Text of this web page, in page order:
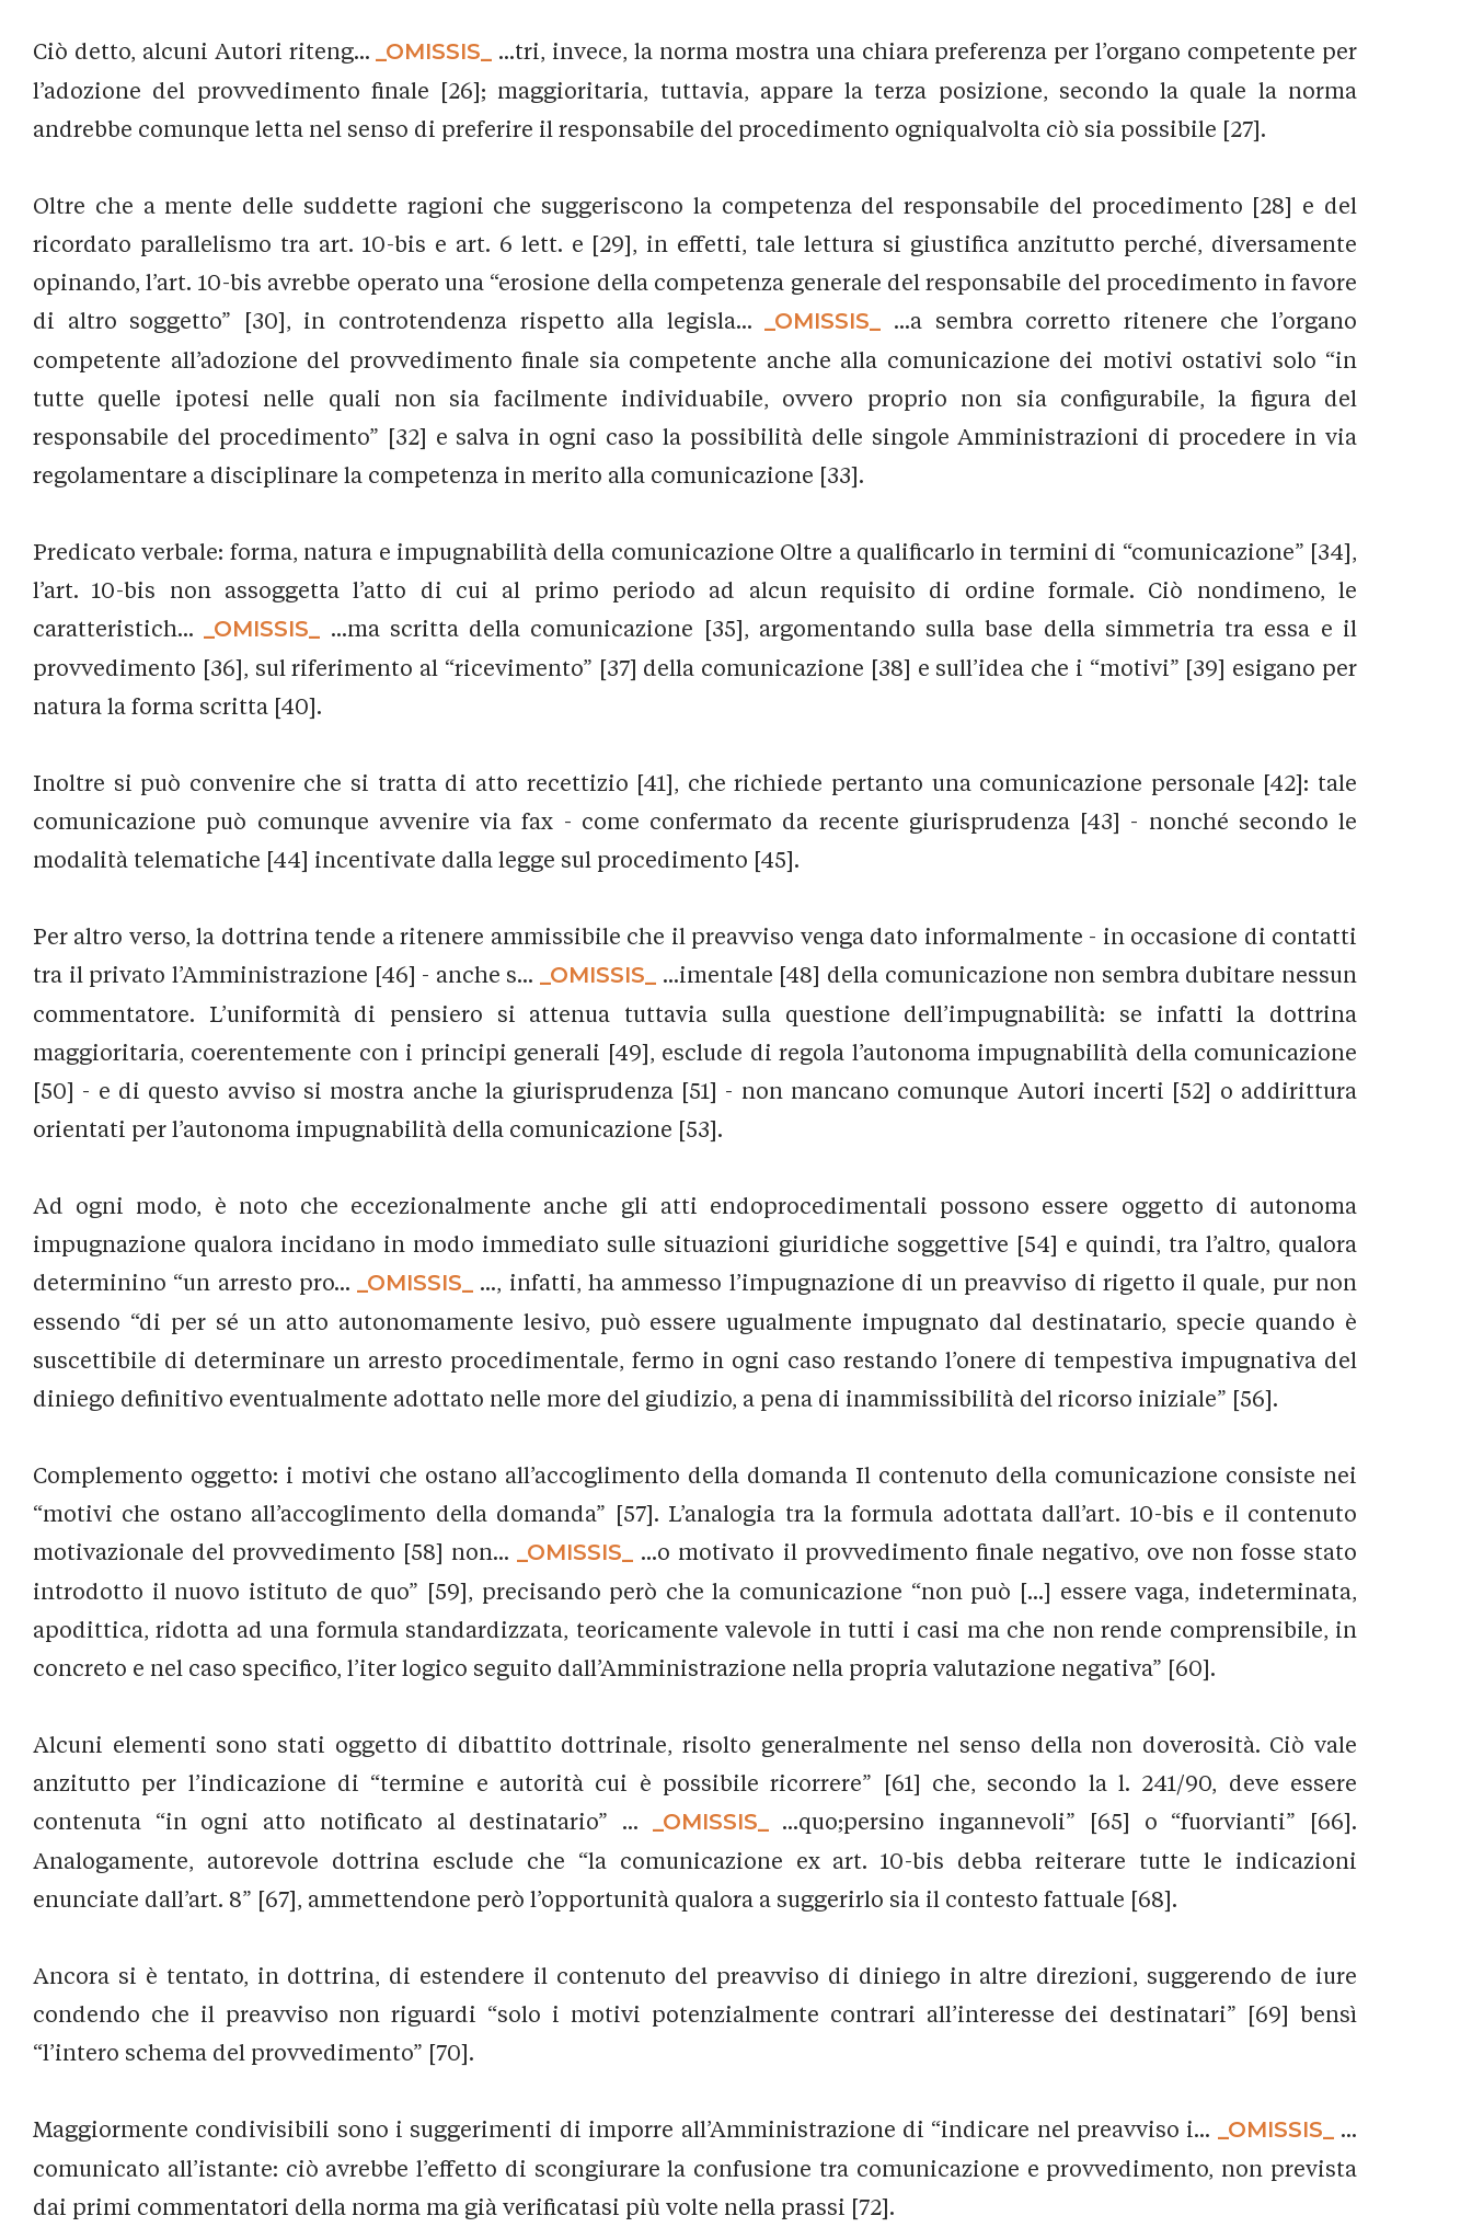
Ciò detto, alcuni Autori riteng... _OMISSIS_
...tri, invece, la norma mostra una chiara preferenza per l’organo competente per
l’adozione del provvedimento finale [26]; maggioritaria, tuttavia, appare la terza posizione, secondo la quale la norma
andrebbe comunque letta nel senso di preferire il responsabile del procedimento ogniqualvolta ciò sia possibile [27].
Oltre che a mente delle suddette ragioni che suggeriscono la competenza del responsabile del procedimento [28] e del
ricordato parallelismo tra art. 10-bis e art. 6 lett. e [29], in effetti, tale lettura si giustifica anzitutto perché, diversamente
opinando, l’art. 10-bis avrebbe operato una “erosione della competenza generale del responsabile del procedimento in favore
di altro soggetto” [30], in controtendenza rispetto alla legisla...
_OMISSIS_
...a sembra corretto ritenere che l’organo
competente all’adozione del provvedimento finale sia competente anche alla comunicazione dei motivi ostativi solo “in
tutte quelle ipotesi nelle quali non sia facilmente individuabile, ovvero proprio non sia configurabile, la figura del
responsabile del procedimento” [32] e salva in ogni caso la possibilità delle singole Amministrazioni di procedere in via
regolamentare a disciplinare la competenza in merito alla comunicazione [33].
Predicato verbale: forma, natura e impugnabilità della comunicazione Oltre a qualificarlo in termini di “comunicazione” [34],
l’art. 10-bis non assoggetta l’atto di cui al primo periodo ad alcun requisito di ordine formale. Ciò nondimeno, le
caratteristich...
_OMISSIS_
...ma scritta della comunicazione [35], argomentando sulla base della simmetria tra essa e il
provvedimento [36], sul riferimento al “ricevimento” [37] della comunicazione [38] e sull’idea che i “motivi” [39] esigano per
natura la forma scritta [40].
Inoltre si può convenire che si tratta di atto recettizio [41], che richiede pertanto una comunicazione personale [42]: tale
comunicazione può comunque avvenire via fax - come confermato da recente giurisprudenza [43] - nonché secondo le
modalità telematiche [44] incentivate dalla legge sul procedimento [45].
Per altro verso, la dottrina tende a ritenere ammissibile che il preavviso venga dato informalmente - in occasione di contatti
tra il privato l’Amministrazione [46] - anche s...
_OMISSIS_
...imentale [48] della comunicazione non sembra dubitare nessun
commentatore. L’uniformità di pensiero si attenua tuttavia sulla questione dell’impugnabilità: se infatti la dottrina
maggioritaria, coerentemente con i principi generali [49], esclude di regola l’autonoma impugnabilità della comunicazione
[50] - e di questo avviso si mostra anche la giurisprudenza [51] - non mancano comunque Autori incerti [52] o addirittura
orientati per l’autonoma impugnabilità della comunicazione [53].
Ad ogni modo, è noto che eccezionalmente anche gli atti endoprocedimentali possono essere oggetto di autonoma
impugnazione qualora incidano in modo immediato sulle situazioni giuridiche soggettive [54] e quindi, tra l’altro, qualora
determinino “un arresto pro...
_OMISSIS_
..., infatti, ha ammesso l’impugnazione di un preavviso di rigetto il quale, pur non
essendo “di per sé un atto autonomamente lesivo, può essere ugualmente impugnato dal destinatario, specie quando è
suscettibile di determinare un arresto procedimentale, fermo in ogni caso restando l’onere di tempestiva impugnativa del
diniego definitivo eventualmente adottato nelle more del giudizio, a pena di inammissibilità del ricorso iniziale” [56].
Complemento oggetto: i motivi che ostano all’accoglimento della domanda Il contenuto della comunicazione consiste nei
“motivi che ostano all’accoglimento della domanda” [57]. L’analogia tra la formula adottata dall’art. 10-bis e il contenuto
motivazionale del provvedimento [58] non...
_OMISSIS_
...o motivato il provvedimento finale negativo, ove non fosse stato
introdotto il nuovo istituto de quo” [59], precisando però che la comunicazione “non può [...] essere vaga, indeterminata,
apodittica, ridotta ad una formula standardizzata, teoricamente valevole in tutti i casi ma che non rende comprensibile, in
concreto e nel caso specifico, l’iter logico seguito dall’Amministrazione nella propria valutazione negativa” [60].
Alcuni elementi sono stati oggetto di dibattito dottrinale, risolto generalmente nel senso della non doverosità. Ciò vale
anzitutto per l’indicazione di “termine e autorità cui è possibile ricorrere” [61] che, secondo la l. 241/90, deve essere
contenuta “in ogni atto notificato al destinatario” ...
_OMISSIS_
...quo;persino ingannevoli” [65] o “fuorvianti” [66].
Analogamente, autorevole dottrina esclude che “la comunicazione ex art. 10-bis debba reiterare tutte le indicazioni
enunciate dall’art. 8” [67], ammettendone però l’opportunità qualora a suggerirlo sia il contesto fattuale [68].
Ancora si è tentato, in dottrina, di estendere il contenuto del preavviso di diniego in altre direzioni, suggerendo de iure
condendo che il preavviso non riguardi “solo i motivi potenzialmente contrari all’interesse dei destinatari” [69] bensì
“l’intero schema del provvedimento” [70].
Maggiormente condivisibili sono i suggerimenti di imporre all’Amministrazione di “indicare nel preavviso i... _OMISSIS_
...
comunicato all’istante: ciò avrebbe l’effetto di scongiurare la confusione tra comunicazione e provvedimento, non prevista
dai primi commentatori della norma ma già verificatasi più volte nella prassi [72].